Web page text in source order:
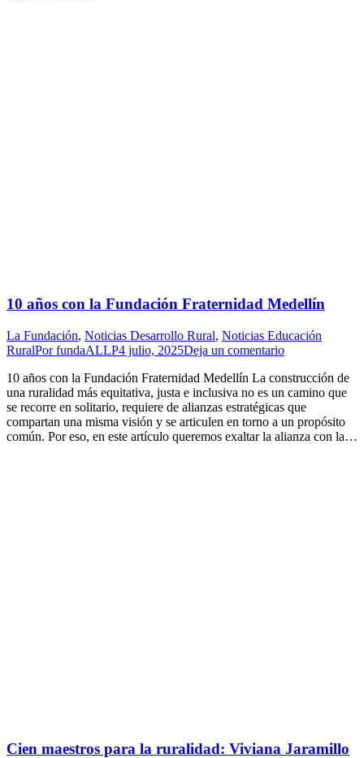
10 años con la Fundación Fraternidad Medellín
La Fundación, Noticias Desarrollo Rural, Noticias Educación
RuralPorfundaALLP4 julio, 2025Deja un comentario
10 años con la Fundación Fraternidad Medellín La construcción de
una ruralidad más equitativa, justa e inclusiva no es un camino que
se recorre en solitario, requiere de alianzas estratégicas que
compartan una misma visión y se articulen en torno a un propósito
común. Por eso, en este artículo queremos exaltar la alianza con la…
Cien maestros para la ruralidad: Viviana Jaramillo